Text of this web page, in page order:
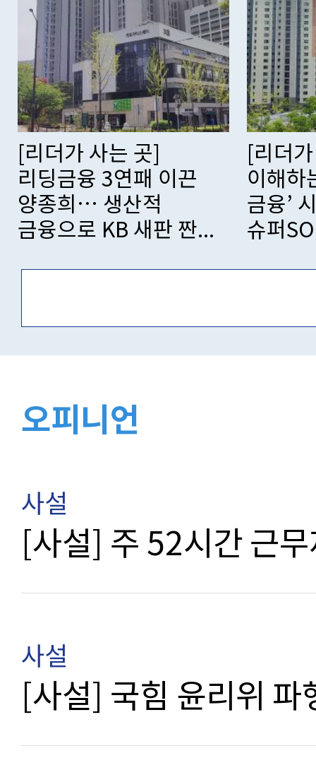
[리더가 사는 곳] 고객
이해하는 ‘에이전틱
금융’ 시대… 신한
슈퍼SOL로 승...
[리더
스페이
코리
한국 ‘0
오피니언
사설
[사설] 주 52시간 근
사설
[사설] 국힘 윤리위 파